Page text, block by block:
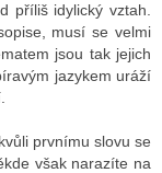
příliš idylický vztah.
musí se velmi
jsou tak jejich
jazykem uráží
prvnímu slovu se
však narazíte na